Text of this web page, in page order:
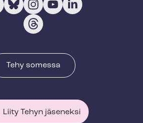
Tehy somessa
Liity Tehyn jäseneksi